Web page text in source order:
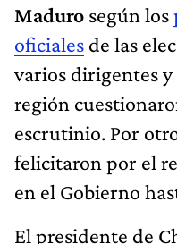
Maduro según los
oficiales de las
varios dirigentes
región
escrutinio. Por
felicitaron por el
en el Gobierno
El presidente de